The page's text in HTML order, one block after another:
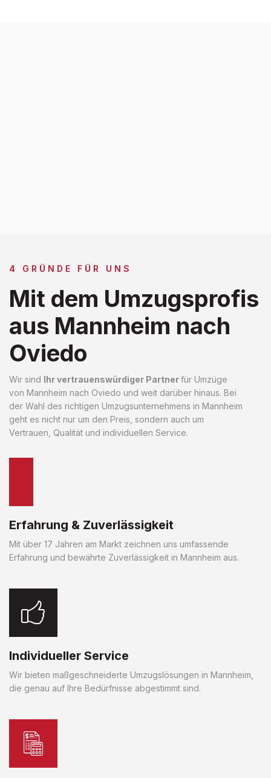
4 GRÜNDE FÜR UNS
Mit dem Umzugsprofis
aus Mannheim nach
Oviedo
Wir sind Ihr vertrauenswürdiger Partnerfür Umzüge
von Mannheim nach Oviedo und weit darüber hinaus. Bei
der Wahl des richtigen Umzugsunternehmens in Mannheim
geht es nicht nur um den Preis, sondern auch um
Vertrauen, Qualität und individuellen Service.
Erfahrung & Zuverlässigkeit
Mit über 17 Jahren am Markt zeichnen uns umfassende
Erfahrung und bewährte Zuverlässigkeit in Mannheim aus.
Individueller Service
Wir bieten maßgeschneiderte Umzugslösungen in Mannheim,
die genau auf Ihre Bedürfnisse abgestimmt sind.